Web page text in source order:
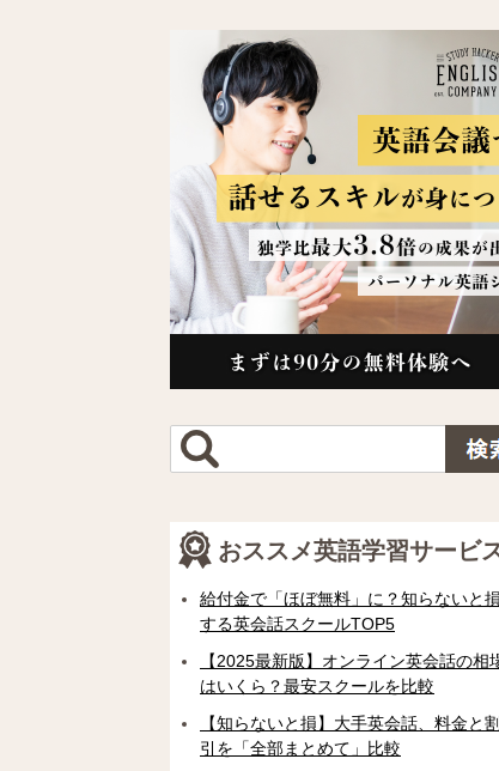
おススメ英語学習サービ
給付金で「ほぼ無料」に？知らないと損
する英会話スクールTOP5
【2025最新版】オンライン英会話の相
はいくら？最安スクールを比較
【知らないと損】大手英会話、料金と割
引を「全部まとめて」比較